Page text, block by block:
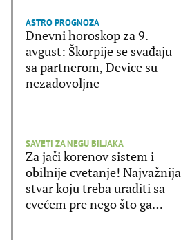
ASTRO PROGNOZA
Dnevni horoskop za 9.
avgust: Škorpije se svađaju
sa partnerom, Device su
nezadovoljne
SAVETI ZA NEGU BILJAKA
Za jači korenov sistem i
obilnije cvetanje! Najvažnija
stvar koju treba uraditi sa
cvećem pre nego što ga